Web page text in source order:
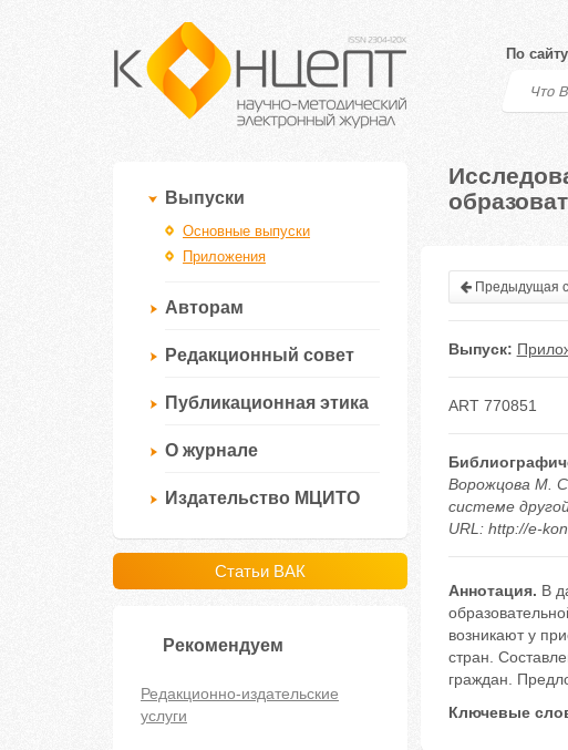
По сайту
Выпуски
Основные выпуски
Приложения
Авторам
Редакционный совет
Публикационная этика
О журнале
Издательство МЦИТО
Статьи ВАК
Рекомендуем
Редакционно-издательские
услуги
Предыдущая
Выпуск:
ART 770851
Ворожцова М.
системе
URL: http://e-
Аннотация. В
возникают у
стран.
граждан.
Ключевые